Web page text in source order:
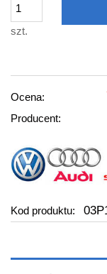
szt.
Ocena:
Producent:
Kod produktu: